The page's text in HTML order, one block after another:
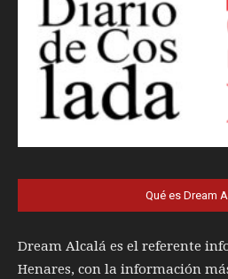
Qué es Dream
Dream Alcalá es el referente
Henares, con la información